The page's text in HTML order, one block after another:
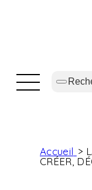
Accueil
CRÉER,